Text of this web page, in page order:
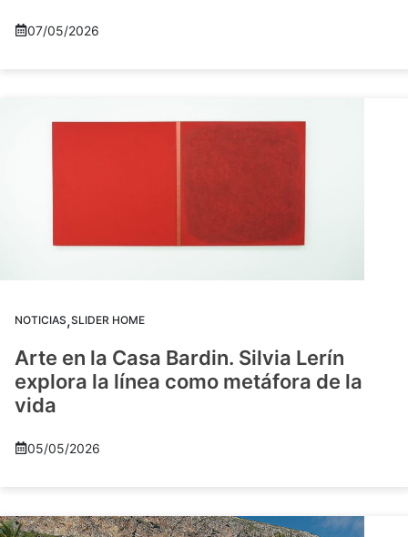
07/05/2026
NOTICIAS,SLIDER HOME
Arte en la Casa Bardin. Silvia Lerín
explora la línea como metáfora de la
vida
05/05/2026